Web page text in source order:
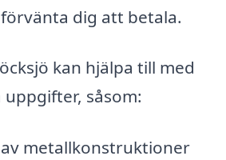
dig att betala.
kan hjälpa till med
såsom:
metallkonstruktioner